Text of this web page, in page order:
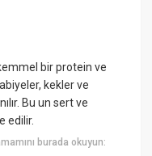
bir protein ve
kekler ve
Bu un sert ve
edilir.
burada okuyun: